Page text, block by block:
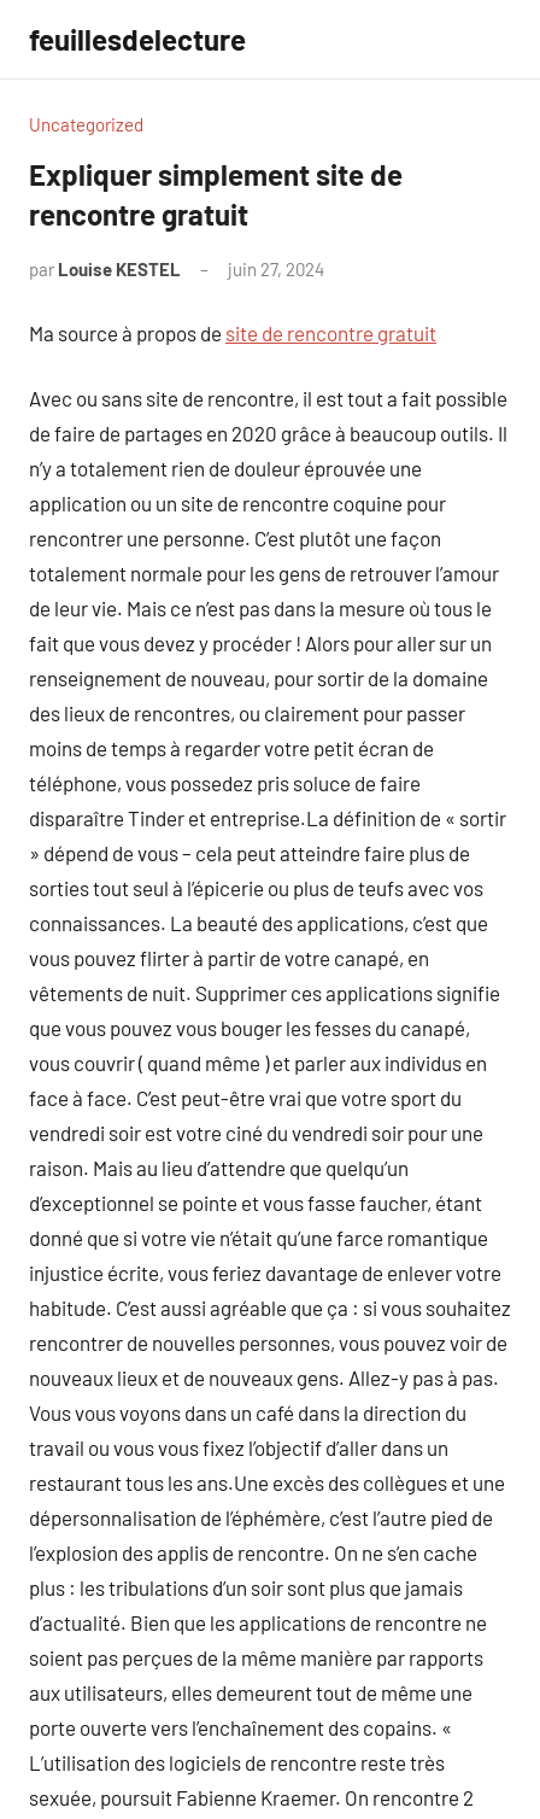
contenu
feuillesdelecture
Uncategorized
Expliquer simplement site de
rencontre gratuit
par Louise KESTEL juin 27, 2024
Ma source à propos de site de rencontre gratuit
Avec ou sans site de rencontre, il est tout a fait possible
de faire de partages en 2020 grâce à beaucoup outils. Il
n’y a totalement rien de douleur éprouvée une
application ou un site de rencontre coquine pour
rencontrer une personne. C’est plutôt une façon
totalement normale pour les gens de retrouver l’amour
de leur vie. Mais ce n’est pas dans la mesure où tous le
fait que vous devez y procéder ! Alors pour aller sur un
renseignement de nouveau, pour sortir de la domaine
des lieux de rencontres, ou clairement pour passer
moins de temps à regarder votre petit écran de
téléphone, vous possedez pris soluce de faire
disparaître Tinder et entreprise.La définition de « sortir
» dépend de vous – cela peut atteindre faire plus de
sorties tout seul à l’épicerie ou plus de teufs avec vos
connaissances. La beauté des applications, c’est que
vous pouvez flirter à partir de votre canapé, en
vêtements de nuit. Supprimer ces applications signifie
que vous pouvez vous bouger les fesses du canapé,
vous couvrir ( quand même ) et parler aux individus en
face à face. C’est peut-être vrai que votre sport du
vendredi soir est votre ciné du vendredi soir pour une
raison. Mais au lieu d’attendre que quelqu’un
d’exceptionnel se pointe et vous fasse faucher, étant
donné que si votre vie n’était qu’une farce romantique
injustice écrite, vous feriez davantage de enlever votre
habitude. C’est aussi agréable que ça : si vous souhaitez
rencontrer de nouvelles personnes, vous pouvez voir de
nouveaux lieux et de nouveaux gens. Allez-y pas à pas.
Vous vous voyons dans un café dans la direction du
travail ou vous vous fixez l’objectif d’aller dans un
restaurant tous les ans.Une excès des collègues et une
dépersonnalisation de l’éphémère, c’est l’autre pied de
l’explosion des applis de rencontre. On ne s’en cache
plus : les tribulations d’un soir sont plus que jamais
d’actualité. Bien que les applications de rencontre ne
soient pas perçues de la même manière par rapports
aux utilisateurs, elles demeurent tout de même une
porte ouverte vers l’enchaînement des copains. «
L’utilisation des logiciels de rencontre reste très
sexuée, poursuit Fabienne Kraemer. On rencontre 2